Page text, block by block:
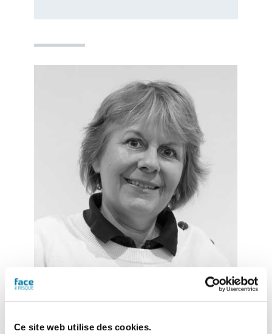
Ce site web utilise des cookies.